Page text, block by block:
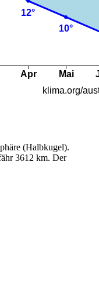
(Halbkugel).
3612 km. Der